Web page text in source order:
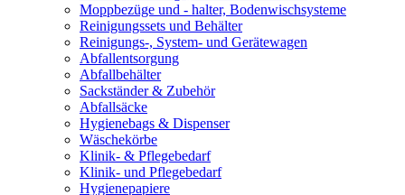
Moppbezüge und - halter, Bodenwischsysteme
Reinigungssets und Behälter
Reinigungs-, System- und Gerätewagen
Abfallentsorgung
Abfallbehälter
Sackständer & Zubehör
Abfallsäcke
Hygienebags & Dispenser
Wäschekörbe
Klinik- & Pflegebedarf
Klinik- und Pflegebedarf
Hygienepapiere